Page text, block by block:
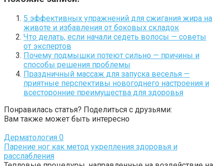
5 эффективных упражнений для сжигания жира на
животе и избавления от боковых складок
Что делать, если начали седеть волосы — советы
от экспертов
Почему подмышки потеют сильно — причины и
способы решения проблемы
Праздничный массаж для запуска веселья —
приятные перспективы новогоднего настроения и
всесторонние преимущества для здоровья
Понравилась статья? Поделиться с друзьями:
Вам также может быть интересно
Дерматология 0
Парение ног как метод укрепления здоровья и
расслабления